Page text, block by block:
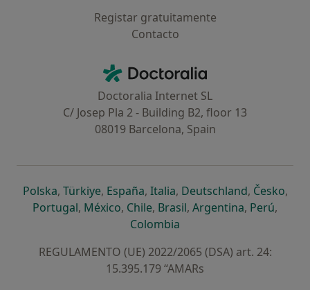
Registar gratuitamente
Contacto
Doctoralia - Homepage
Doctoralia Internet SL
C/ Josep Pla 2 - Building B2, floor 13
08019 Barcelona, Spain
Polskaabre num novo separador
, Türkiyeabre num novo separador
, Españaabre num novo separador
, Italiaabre num novo
, Deutschlandabre num
, Česko,
Portugalabre num novo separador
, Méxicoabre num novo separador
, Chileabre num novo separador
, Brasilabre num novo
, Argentinaabre num
, Perúabre
,
Colombia
REGULAMENTO (UE) 2022/2065 (DSA) art. 24:
15.395.179 “AMARs